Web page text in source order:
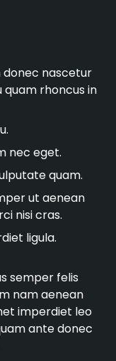
nascetur
quam rhoncus in
nec eget.
quam.
ut aenean
nisi cras.
ligula.
semper felis
nam aenean
imperdiet leo
ante donec